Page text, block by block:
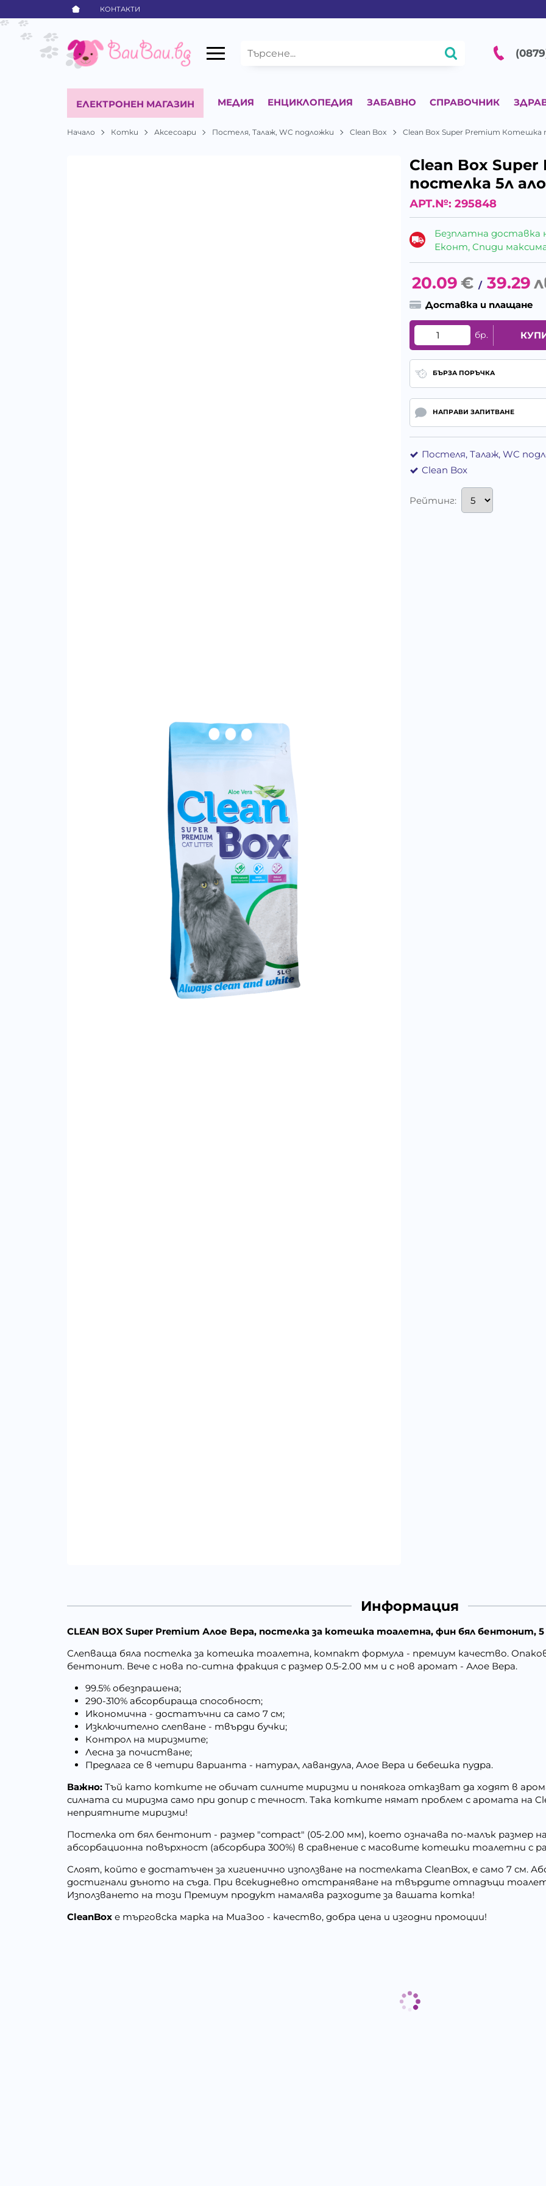
КОНТАКТИ
ЕЛЕКТРОНЕН МАГАЗИН МЕДИЯ ЕНЦИКЛОПЕДИЯ ЗАБАВНО СПРАВОЧНИК
Начало Котки Аксесоари Постеля, Талаж, WC подложки Clean Box Clean Box Super Premium Котешка
Clean Box
постелка 5л
АРТ.№: 295848
Безплатна доставка
Еконт, Спиди
20.09€ / 39.29
Доставка и плащане
бр.
БЪРЗА ПОРЪЧКА
НАПРАВИ ЗАПИТВАНЕ
Постеля, Талаж, WC
Clean Box
Рейтинг:
Информация
CLEAN BOX Super Premium Алое Вера, постелка за котешка тоалетна, фин бял бентонит, 5
Слепваща бяла постелка за котешка тоалетна, компакт формула - премиум качество.
бентонит. Вече с нова по-ситна фракция с размер 0.5-2.00 мм и с нов аромат - Алое Вера.
99.5% обезпрашена;
290-310% абсорбираща способност;
Икономична - достатъчни са само 7 см;
Изключително слепване - твърди бучки;
Контрол на миризмите;
Лесна за почистване;
Предлага се в четири варианта - натурал, лавандула, Алое Вера и бебешка пудра.
Важно: Тъй като котките не обичат силните миризми и понякога отказват да ходят в
силната си миризма само при допир с течност. Така котките нямат проблем с аромата на
неприятните миризми!
Постелка от бял бентонит - размер "compact" (05-2.00 мм), което означава по-малък размер
абсорбационна повърхност (абсорбира 300%) в сравнение с масовите котешки тоалетни с
Слоят, който е достатъчен за хигиенично използване на постелката CleanBox, е само 7 см.
достигнали дъното на съда. При всекидневно отстраняване на твърдите отпадъци
Използването на този Премиум продукт намалява разходите за вашата котка!
CleanBox е търговска марка на МиаЗоо - качество, добра цена и изгодни промоции!